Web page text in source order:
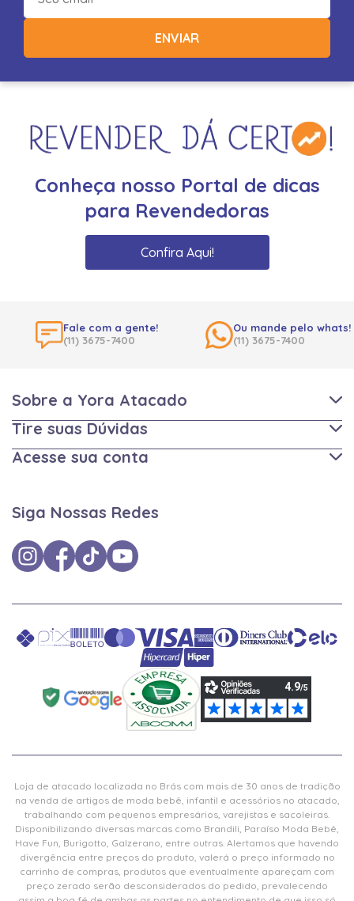
ENVIAR
Conheça nosso Portal de dicas
para Revendedoras
Confira Aqui!
Fale com a gente!
(11) 3675-7400
Ou mande pelo whats!
(11) 3675-7400
Sobre a Yora Atacado
Tire suas Dúvidas
Acesse sua conta
Siga Nossas Redes
Loja de atacado localizada no Brás com mais de 30 anos de tradição
na venda de artigos de moda bebê, infantil e acessórios no atacado,
trabalhando com pequenos empresários, varejistas e sacoleiras.
Disponibilizando diversas marcas como Brandili, Paraíso Moda Bebê,
Have Fun, Burigotto, Galzerano, entre outras. Alertamos que havendo
divergência entre preços do produto, valerá o preço informado no
carrinho de compras, produtos que eventualmente apareçam com
preço zerado serão desconsiderados do pedido, prevalecendo